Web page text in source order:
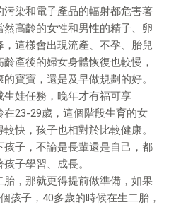
污染和電子產品的輻射都危害著
高齡的女性和男性的精子、卵
這樣會出現流產、不孕、胎兒
產後的婦女身體恢復也較慢，
寶寶，還是及早做規劃的好。
生娃任務，晚年才有福可享
23-29歲，這個階段生育的女
快，孩子也相對於比較健康。
孩子，不論是長輩還是自己，都
子學習、成長。
胎，那就更得提前做準備，如果
孩子，40多歲的時候在生二胎，